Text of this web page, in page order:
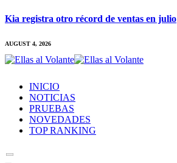
Kia registra otro récord de ventas en julio
AUGUST 4, 2026
INICIO
NOTICIAS
PRUEBAS
NOVEDADES
TOP RANKING